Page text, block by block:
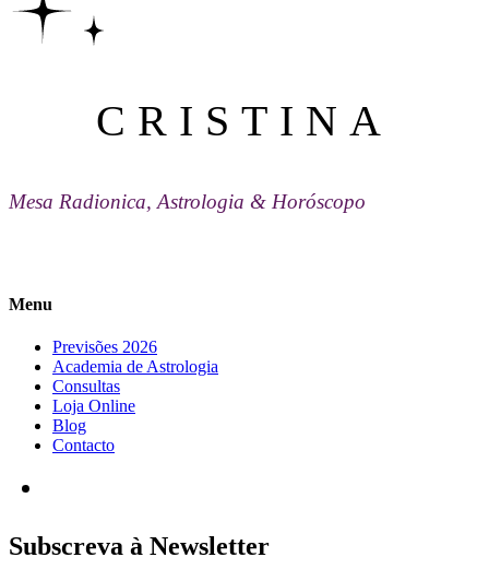
CRISTINA
Mesa Radionica, Astrologia & Horóscopo
Menu
Previsões 2026
Academia de Astrologia
Consultas
Loja Online
Blog
Contacto
Subscreva à Newsletter